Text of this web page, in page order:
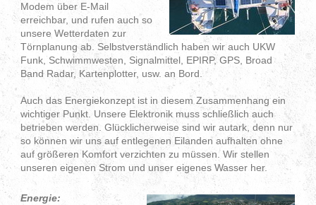
Modem über E-Mail
erreichbar, und rufen auch so
unsere Wetterdaten zur
Törnplanung ab. Selbstverständlich haben wir auch UKW
Funk, Schwimmwesten, Signalmittel, EPIRP, GPS, Broad
Band Radar, Kartenplotter, usw. an Bord.
Auch das Energiekonzept ist in diesem Zusammenhang ein
wichtiger Punkt. Unsere Elektronik muss schließlich auch
betrieben werden. Glücklicherweise sind wir autark, denn nur
so können wir uns auf entlegenen Eilanden aufhalten ohne
auf größeren Komfort verzichten zu müssen. Wir stellen
unseren eigenen Strom und unser eigenes Wasser her.
Energie: